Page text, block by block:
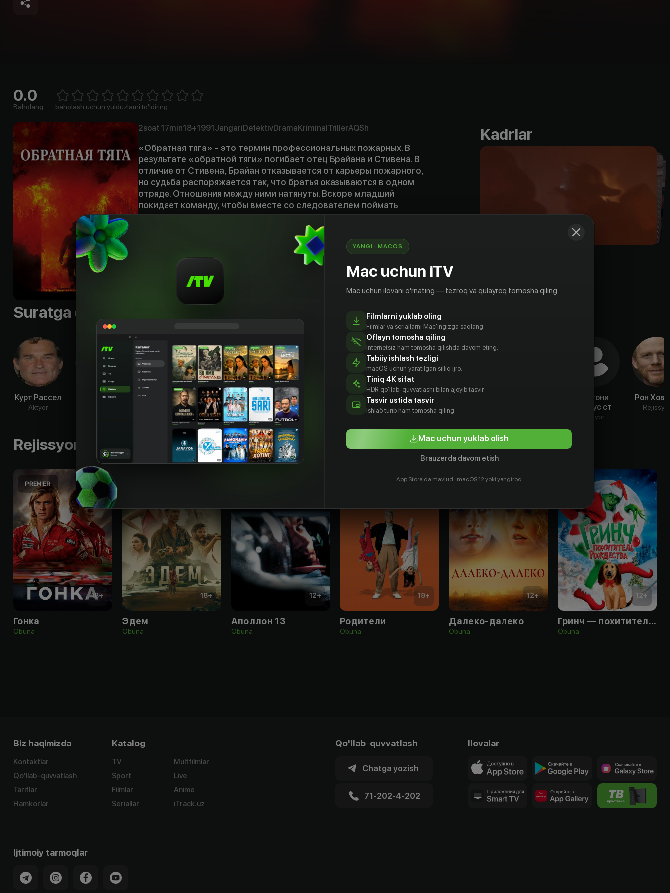
0.0
Baholang 1 Star2 Stars3 Stars4 Stars5 Stars6 Stars7 Stars8 Stars
baholash uchun yulduzlarni to'ldiring
2soat 17min18+1991JangariDetektivDramaKriminalTrillerAQSh
«Обратная тяга» - это термин профессиональных пожарных. В
результате «обратной тяги» погибает отец Брайана и Стивена. В
отличие от Стивена, Брайан отказывается от карьеры пожарного,
но судьба распоряжается так, что братья оказываются в одном
отряде. Отношения между ними натянуты. Вскоре младший
покидает команду, чтобы вместе со следователем поймать
поджигателя-маньяка...
«In that instant it can create a hero... or cover a secret.»
HD, UHD
Kadrlar
Suratga olish guruhi
Курт Рассел
Aktyor
Роберт Де
Дональд
Сазерленд
Уильям
Болдуин
Aktyor
Ребекка Де
Морнэй
Aktyor
Скотт Гленн
Aktyor
Дж.Т. Уолш
Aktyor
Энтони
Мокус ст
Aktyor
Рон
Rejissyor
Rejissyorning boshqa ishlari
18+
Гонка
Obuna
18+
Эдем
Obuna
12+
Аполлон 13
Obuna
18+
Родители
Obuna
12+
Далеко-далеко
Obuna
12+
Гринч — похититель Рождества
Obuna
Biz haqimizda
Kontaktlar
Qo'llab-quvvatlash
Tariflar
Hamkorlar
Katalog
TV
Sport
Filmlar
Seriallar
Multfilmlar
Live
Anime
iTrack.uz
Qo'llab-quvvatlash
Chatga yozish
71-202-4-202
Ilovalar
Ijtimoiy tarmoqlar
YANGI · MACOS
Mac uchun iTV
Mac uchun ilovani o'rnating — tezroq va qulayroq tomosha qiling.
Filmlarni yuklab oling
Filmlar va seriallarni Mac'ingizga saqlang.
Oflayn tomosha qiling
Internetsiz ham tomosha qilishda davom eting.
Tabiiy ishlash tezligi
macOS uchun yaratilgan silliq ijro.
Tiniq 4K sifat
HDR qo'llab-quvvatlashi bilan ajoyib tasvir.
Tasvir ustida tasvir
Ishlаб turib ham tomosha qiling.
Mac uchun yuklab olish
Brauzerda davom etish
App Store'da mavjud · macOS 12 yoki yangiroq